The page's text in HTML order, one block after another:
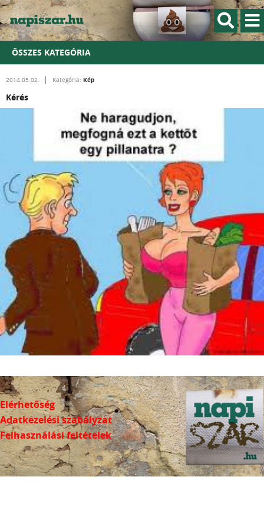
ÖSSZES KATEGÓRIA
2014.05.02. Kategória: Kép
Kérés
Elérhetőség
Adatkezelési szabályzat
Felhasználási feltételek